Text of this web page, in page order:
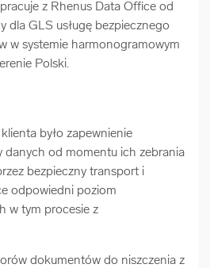
z Rhenus Data Office od
dla GLS usługę bezpiecznego
w systemie harmonogramowym
Polski.
było zapewnienie
danych od momentu ich zebrania
bezpieczny transport i
odpowiedni poziom
w tym procesie z
dokumentów do niszczenia z